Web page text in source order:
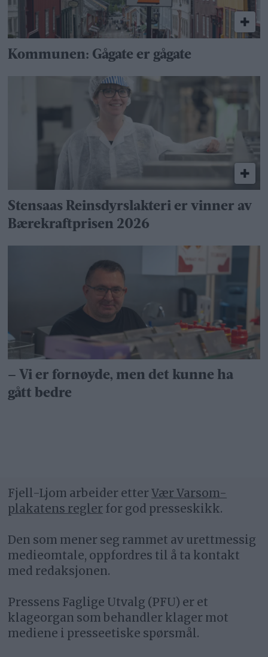
Kommunen: Gågate er gågate
Stensaas Reinsdyrslakteri er vinner av
Bærekraftprisen 2026
– Vi er fornøyde, men det kunne ha
gått bedre
Fjell-Ljom arbeider etterVær Varsom-
plakatens regler for god presseskikk.
Den som mener seg rammet av urettmessig
medieomtale, oppfordres til å ta kontakt
med redaksjonen.
Pressens Faglige Utvalg (PFU) er et
klageorgan som behandler klager mot
mediene i presseetiske spørsmål.